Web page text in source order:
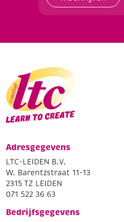
Adresgegevens
LTC-LEIDEN B.V.
W. Barentzstraat 11-13
2315 TZ LEIDEN
071 522 36 63
Bedrijfsgegevens